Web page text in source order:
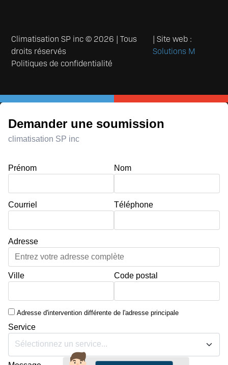
Climatisation SP inc © 2026 | Tous
droits réservés
| Site web :
Solutions M
Politiques de confidentialité
Demander une soumission
climatisation SP inc
Prénom Nom
Courriel Téléphone
Adresse
Ville Code postal
Adresse d'intervention différente de l'adresse principale
Service
Sélectionnez un service...